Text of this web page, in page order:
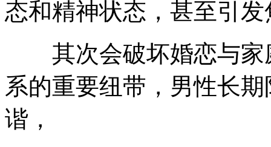
态和精神状态，甚至引
其次会破坏婚恋与家
系的重要纽带，男性长
谐，